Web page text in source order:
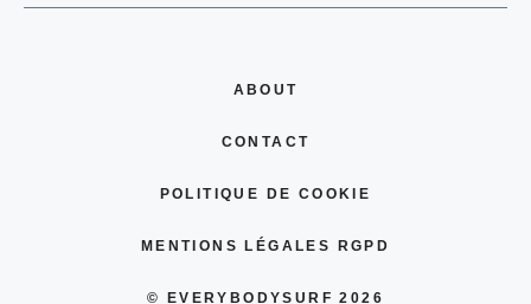
ABOUT
CONTACT
POLITIQUE DE COOKIE
MENTIONS LÉGALES RGPD
© EVERYBODYSURF 2026